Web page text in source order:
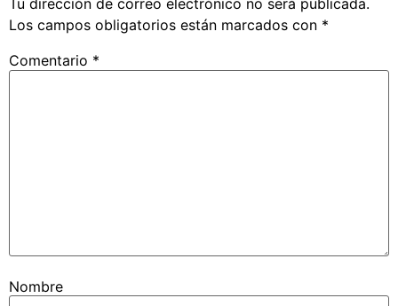
Tu dirección de correo electrónico no será publicada.
Los campos obligatorios están marcados con *
Comentario *
Nombre